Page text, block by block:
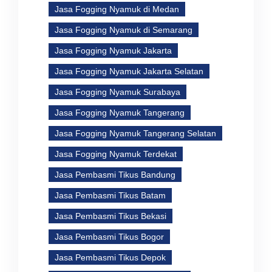
Jasa Fogging Nyamuk di Medan
Jasa Fogging Nyamuk di Semarang
Jasa Fogging Nyamuk Jakarta
Jasa Fogging Nyamuk Jakarta Selatan
Jasa Fogging Nyamuk Surabaya
Jasa Fogging Nyamuk Tangerang
Jasa Fogging Nyamuk Tangerang Selatan
Jasa Fogging Nyamuk Terdekat
Jasa Pembasmi Tikus Bandung
Jasa Pembasmi Tikus Batam
Jasa Pembasmi Tikus Bekasi
Jasa Pembasmi Tikus Bogor
Jasa Pembasmi Tikus Depok